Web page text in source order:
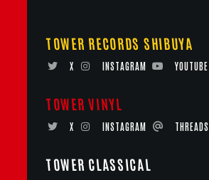
TOWER RECORDS SHIBUYA
X INSTAGRAM YOUTUBE
TOWER VINYL
X INSTAGRAM THREADS
TOWER CLASSICAL